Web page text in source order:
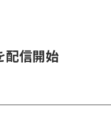
配信開始